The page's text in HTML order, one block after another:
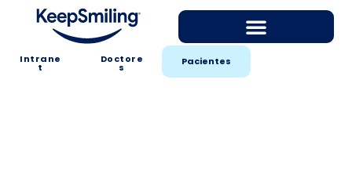
Intrane
t
Doctore
s Pacientes